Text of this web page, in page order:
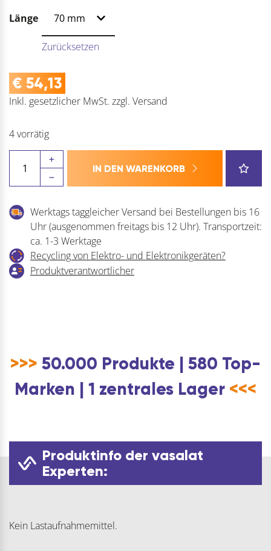
Länge
Zurücksetzen
€ 54,13
Inkl. gesetzlicher MwSt. zzgl. Versand
4 vorrätig
Feuerwehr
Karabiner
ähnl.
5299C,
verzinkt
blau
Menge
IN DEN WARENKORB
Werktags taggleicher Versand bei Bestellungen bis 16
Uhr (ausgenommen freitags bis 12 Uhr). Transportzeit:
ca. 1-3 Werktage
Recycling von Elektro- und Elektronikgeräten?
Produktverantwortlicher
>>> 50.000 Produkte | 580 Top-
Marken | 1 zentrales Lager <<<
Produktinfo der vasalat
Experten:
Kein Lastaufnahmemittel.